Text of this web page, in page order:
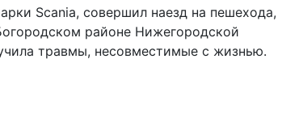
Scania, совершил наезд на пешехода,
районе Нижегородской
травмы, несовместимые с жизнью.